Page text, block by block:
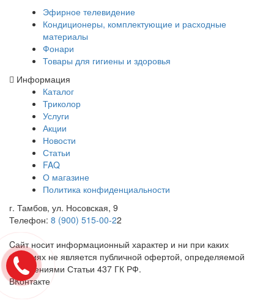
Эфирное телевидение
Кондиционеры, комплектующие и расходные
материалы
Фонари
Товары для гигиены и здоровья
Информация
Каталог
Триколор
Услуги
Акции
Новости
Статьи
FAQ
О магазине
Политика конфиденциальности
г. Тамбов, ул. Носовская, 9
Телефон: 8 (900) 515-00-22
Cайт носит информационный характер и ни при каких
условиях не является публичной офертой, определяемой
положениями Статьи 437 ГК РФ.
ВКонтакте